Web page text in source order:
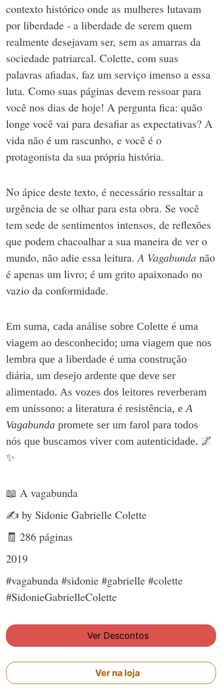
contexto histórico onde as mulheres lutavam
por liberdade - a liberdade de serem quem
realmente desejavam ser, sem as amarras da
sociedade patriarcal. Colette, com suas
palavras afiadas, faz um serviço imenso a essa
luta. Como suas páginas devem ressoar para
você nos dias de hoje! A pergunta fica: quão
longe você vai para desafiar as expectativas? A
vida não é um rascunho, e você é o
protagonista da sua própria história.
No ápice deste texto, é necessário ressaltar a
urgência de se olhar para esta obra. Se você
tem sede de sentimentos intensos, de reflexões
que podem chacoalhar a sua maneira de ver o
mundo, não adie essa leitura.A Vagabunda não
é apenas um livro; é um grito apaixonado no
vazio da conformidade.
Em suma, cada análise sobre Colette é uma
viagem ao desconhecido; uma viagem que nos
lembra que a liberdade é uma construção
diária, um desejo ardente que deve ser
alimentado. As vozes dos leitores reverberam
em uníssono: a literatura é resistência, e A
Vagabunda promete ser um farol para todos
nós que buscamos viver com autenticidade. 🌌
✨️
📖 A vagabunda
✍ by Sidonie Gabrielle Colette
🧾 286 páginas
2019
#vagabunda #sidonie #gabrielle #colette
#SidonieGabrielleColette
Ver Descontos
Ver na loja